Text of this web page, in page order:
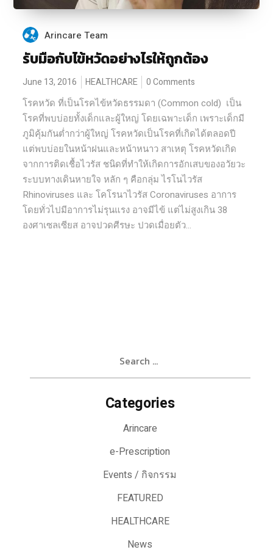
Arincare Team
รับมือกับไข้หวัดอย่างไรให้ถูกต้อง
June 13, 2016 HEALTHCARE 0 Comments
โรคหวัด ที่เป็นโรคไข้หวัดธรรมดา (Common cold) เป็น
โรคที่พบบ่อยทั้งเด็กและผู้ใหญ่ โดยเฉพาะเด็ก เพราะเด็กมี
ภูมิคุ้มกันต่ำกว่าผู้ใหญ่ โรคหวัดเป็นโรคที่เกิดได้ตลอดปี
แต่พบบ่อยในหน้าฝนและหน้าหนาว สาเหตุ โรคหวัดเกิด
จากการติดเชื้อไวรัส ชนิดที่ทำให้เกิดการอักเสบของอวัยวะ
ระบบทางเดินหายใจ หลัก ๆ คือกลุ่ม ไรโนไวรัส
Rhinoviruses และ โคโรนาไวรัส Coronaviruses อาการ
โดยทั่วไปมีอาการไม่รุนแรง อาจมีไข้ แต่ไม่สูงเกิน 38
องศาเซลเซียส อาจปวดศีรษะ ปวดเมื่อยตัว...
Categories
Arincare
e-Prescription
Events / กิจกรรม
FEATURED
HEALTHCARE
News